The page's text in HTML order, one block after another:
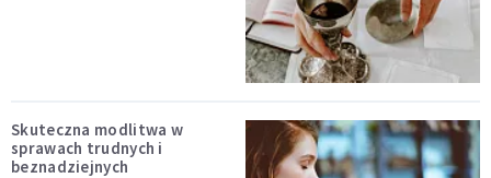
Skuteczna modlitwa w
sprawach trudnych i
beznadziejnych